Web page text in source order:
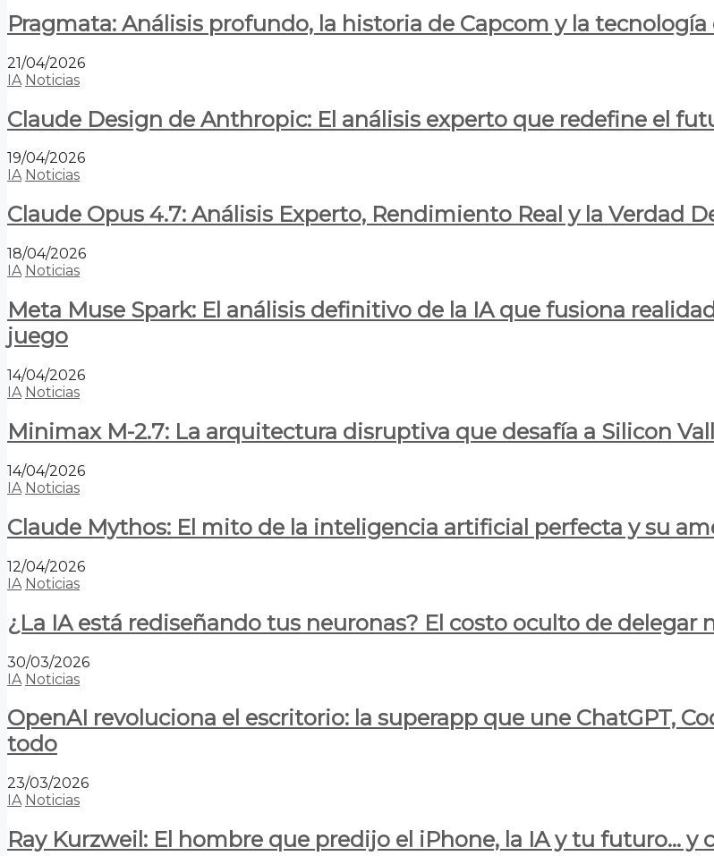
Pragmata: Análisis profundo, la historia de Capcom y la
21/04/2026
IA Noticias
Claude Design de Anthropic: El análisis experto que redefine el
19/04/2026
IA Noticias
Claude Opus 4.7: Análisis Experto, Rendimiento Real y la Verdad
18/04/2026
IA Noticias
Meta Muse Spark: El análisis definitivo de la IA que fusiona
juego
14/04/2026
IA Noticias
Minimax M-2.7: La arquitectura disruptiva que desafía a Silicon
14/04/2026
IA Noticias
Claude Mythos: El mito de la inteligencia artificial perfecta y su
12/04/2026
IA Noticias
¿La IA está rediseñando tus neuronas? El costo oculto de delegar
30/03/2026
IA Noticias
OpenAI revoluciona el escritorio: la superapp que une ChatGPT,
todo
23/03/2026
IA Noticias
Ray Kurzweil: El hombre que predijo el iPhone, la IA y tu futuro… y